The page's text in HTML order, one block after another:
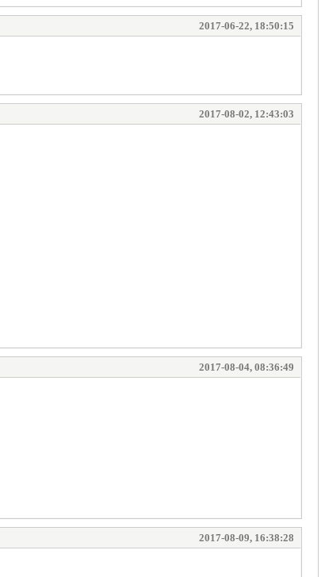
2017-06-22, 18:50:15
2017-08-02, 12:43:03
2017-08-04, 08:36:49
2017-08-09, 16:38:28